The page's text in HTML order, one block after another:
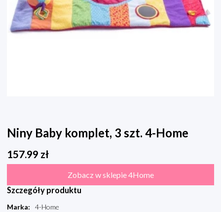
Niny Baby komplet, 3 szt. 4-Home
157.99 zł
Zobacz w sklepie 4Home
Szczegóły produktu
Marka:
4-Home